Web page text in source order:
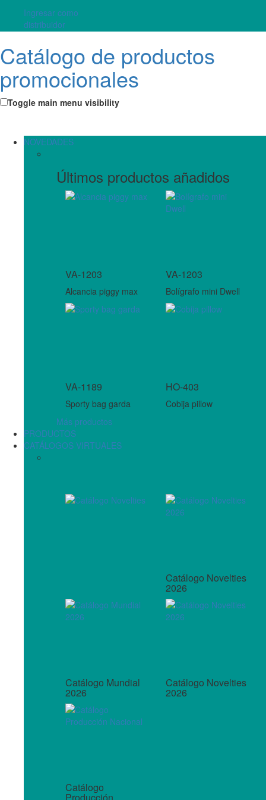
Ingresar como
distribuidor
Catálogo de productos
promocionales
Toggle main menu visibility
NOVEDADES
Últimos productos añadidos
VA-1203
Alcancia piggy max
VA-1203
Bolígrafo mini Dwell
VA-1189
Sporty bag garda
HO-403
Cobija pillow
Más productos
PRODUCTOS
CATÁLOGOS VIRTUALES
Catálogo Novelties
2026
Catálogo Mundial
2026
Catálogo Novelties
2026
Catálogo